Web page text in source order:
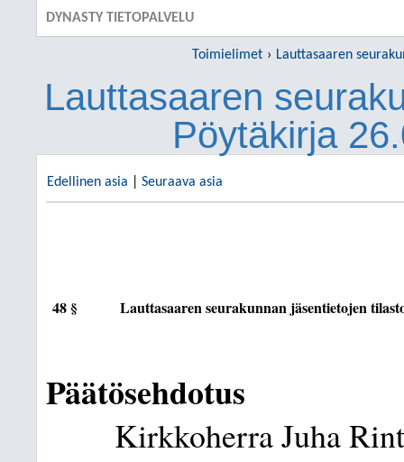
DYNASTY TIETOPALVELU
Toimielimet Lauttasaaren
Lauttasaaren
Pöytäkirja
Edellinen asia Seuraava asia
48 § Lauttasaaren seurakunnan jäsentietojen
Päätösehdotus
Kirkkoherra Juha